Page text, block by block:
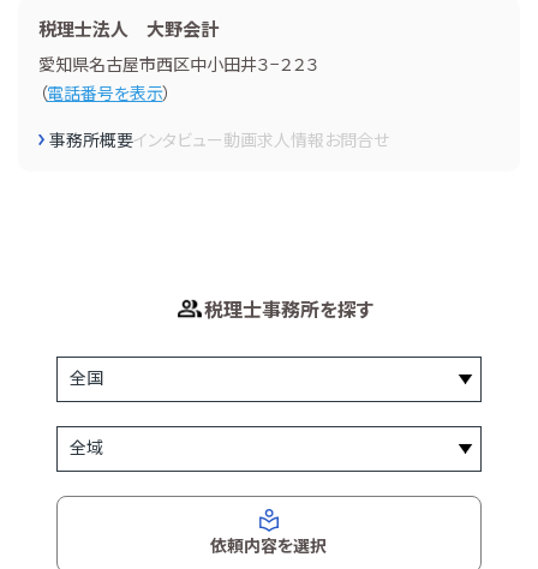
税理士法人 大野会計
愛知県名古屋市西区中小田井３−２２３
（電話番号を表示）
事務所概要インタビュー動画求人情報お問合せ
税理士事務所を探す
依頼内容を選択